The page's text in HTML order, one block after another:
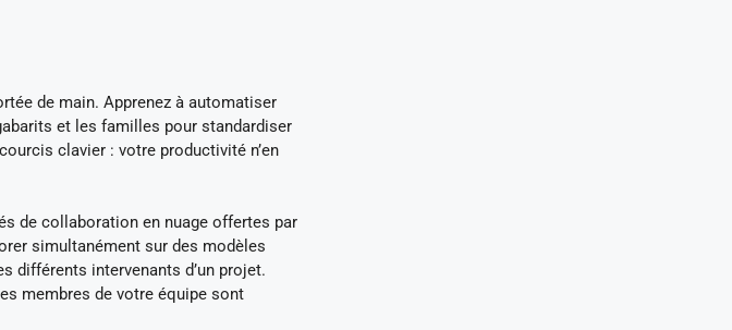
de main. Apprenez à automatiser
et les familles pour standardiser
clavier : votre productivité n’en
de collaboration en nuage offertes par
simultanément sur des modèles
différents intervenants d’un projet.
membres de votre équipe sont